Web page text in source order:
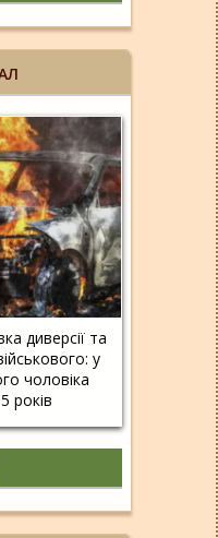
диверсії та
у
чоловіка
років